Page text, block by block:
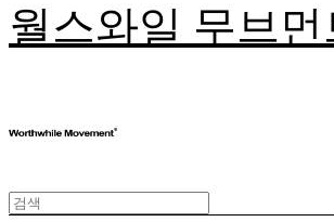
월스와일 무브먼